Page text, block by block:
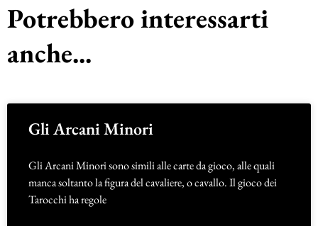
Potrebbero interessarti
anche...
Gli Arcani Minori
Gli Arcani Minori sono simili alle carte da gioco, alle quali
manca soltanto la figura del cavaliere, o cavallo. Il gioco dei
Tarocchi ha regole